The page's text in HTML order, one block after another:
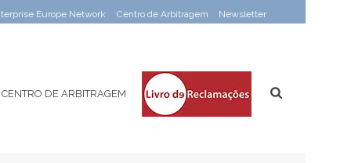
Newsletter
Europe Network Centro de Arbitragem
CENTRO DE ARBITRAGEM